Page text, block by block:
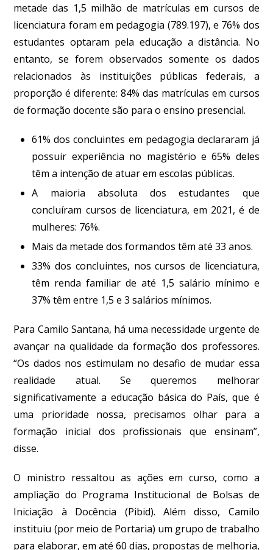
metade das 1,5 milhão de matrículas em cursos de
licenciatura foram em pedagogia (789.197), e 76% dos
estudantes optaram pela educação a distância. No
entanto, se forem observados somente os dados
relacionados às instituições públicas federais, a
proporção é diferente: 84% das matrículas em cursos
de formação docente são para o ensino presencial.
61% dos concluintes em pedagogia declararam já
possuir experiência no magistério e 65% deles
têm a intenção de atuar em escolas públicas.
A maioria absoluta dos estudantes que
concluíram cursos de licenciatura, em 2021, é de
mulheres: 76%.
Mais da metade dos formandos têm até 33 anos.
33% dos concluintes, nos cursos de licenciatura,
têm renda familiar de até 1,5 salário mínimo e
37% têm entre 1,5 e 3 salários mínimos.
Para Camilo Santana, há uma necessidade urgente de
avançar na qualidade da formação dos professores.
“Os dados nos estimulam no desafio de mudar essa
realidade atual. Se queremos melhorar
significativamente a educação básica do País, que é
uma prioridade nossa, precisamos olhar para a
formação inicial dos profissionais que ensinam”,
disse.
O ministro ressaltou as ações em curso, como a
ampliação do Programa Institucional de Bolsas de
Iniciação à Docência (Pibid). Além disso, Camilo
instituiu (por meio de Portaria) um grupo de trabalho
para elaborar, em até 60 dias, propostas de melhoria,